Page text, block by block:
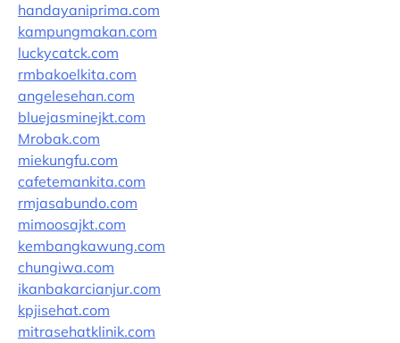
handayaniprima.com
kampungmakan.com
luckycatck.com
rmbakoelkita.com
angelesehan.com
bluejasminejkt.com
Mrobak.com
miekungfu.com
cafetemankita.com
rmjasabundo.com
mimoosajkt.com
kembangkawung.com
chungiwa.com
ikanbakarcianjur.com
kpjisehat.com
mitrasehatklinik.com